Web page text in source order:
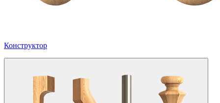
Конструктор